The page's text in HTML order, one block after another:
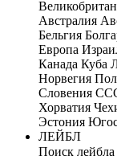
Австралия
Бельгия
Европа
Канада Куба
Норвегия
Словения
Хорватия
Эстония
ЛЕЙБЛ
Поиск лейбла